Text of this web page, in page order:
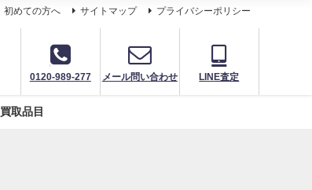
初めての方へ サイトマップ プライバシーポリシー
0120-989-277 メール問い合わせ LINE査定
買取品目